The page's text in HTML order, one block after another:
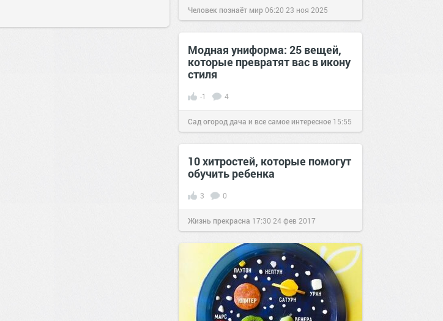
Человек познаёт мир06:20 23 ноя 2025
Модная униформа: 25 вещей,
которые превратят вас в икону
стиля
-1 4
Сад огород дача и все самое интересное 15:55
08 окт 2018
10 хитростей, которые помогут
обучить ребенка
3 0
Жизнь прекрасна 17:30 24 фев 2017